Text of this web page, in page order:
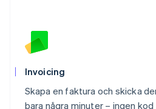
Invoicing
Skapa en faktura och skicka
bara några minuter – ingen kod
Português
Rumänien
English
Schweiz
Deutsch
Singapore
English 简体中文